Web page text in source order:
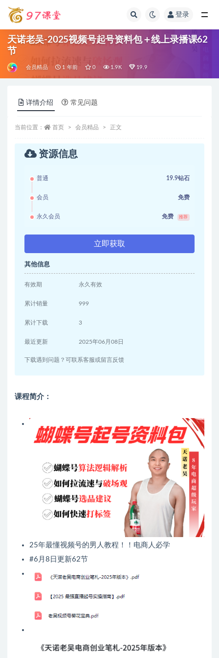
登录
天诺老吴-2025视频号起号资料包＋线上录播课62
节
会员精品 1 年前 0 1.9K 19.9
详情介绍 常见问题
当前位置： 首页 会员精品 正文
资源信息
普通 19.9钻石
会员 免费
永久会员 免费 推荐
立即获取
其他信息
有效期 永久有效
累计销量 999
累计下载 3
最近更新 2025年06月08日
下载遇到问题？可联系客服或留言反馈
课程简介：
25年最懂视频号的男人教程！！电商人必学
#6月8日更新62节